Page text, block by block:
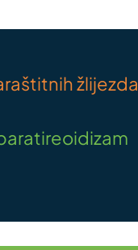
žlijezda